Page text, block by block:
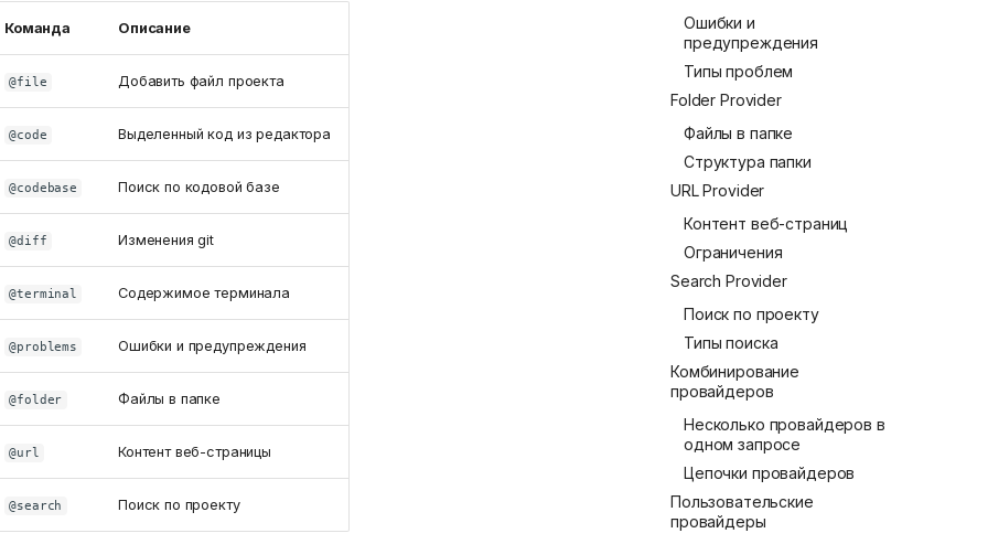
Ошибки и
предупреждения
Типы проблем
Folder Provider
Файлы в папке
Структура папки
URL Provider
Контент веб-страниц
Ограничения
Search Provider
Поиск по проекту
Типы поиска
Комбинирование
провайдеров
Несколько провайдеров в
одном запросе
Цепочки провайдеров
Пользовательские
провайдеры
Команда Описание
@file Добавить файл проекта
@code Выделенный код из редактора
@codebase Поиск по кодовой базе
@diff Изменения git
@terminal Содержимое терминала
@problems Ошибки и предупреждения
@folder Файлы в папке
@url Контент веб-страницы
@search Поиск по проекту